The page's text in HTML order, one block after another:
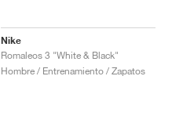
Nike
Romaleos 3 "White & Black"
Hombre / Entrenamiento / Zapatos